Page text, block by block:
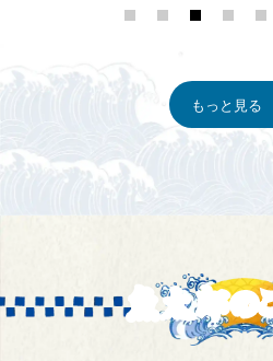
もっと見
魚太郎の